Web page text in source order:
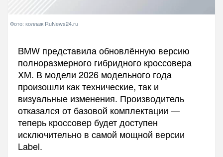
Фото: коллаж RuNews24.ru
BMW представила обновлённую версию
полноразмерного гибридного кроссовера
XM. В модели 2026 модельного года
произошли как технические, так и
визуальные изменения. Производитель
отказался от базовой комплектации —
теперь кроссовер будет доступен
исключительно в самой мощной версии
Label.